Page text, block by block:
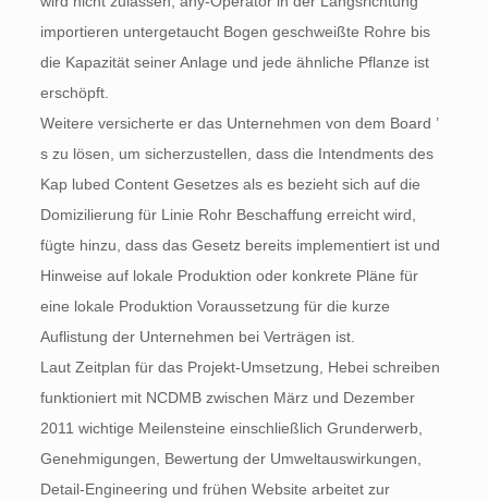
importieren untergetaucht Bogen geschweißte Rohre bis
die Kapazität seiner Anlage und jede ähnliche Pflanze ist
erschöpft.
Weitere versicherte er das Unternehmen von dem Board ’
s zu lösen, um sicherzustellen, dass die Intendments des
Kap lubed Content Gesetzes als es bezieht sich auf die
Domizilierung für Linie Rohr Beschaffung erreicht wird,
fügte hinzu, dass das Gesetz bereits implementiert ist und
Hinweise auf lokale Produktion oder konkrete Pläne für
eine lokale Produktion Voraussetzung für die kurze
Auflistung der Unternehmen bei Verträgen ist.
Laut Zeitplan für das Projekt-Umsetzung, Hebei schreiben
funktioniert mit NCDMB zwischen März und Dezember
2011 wichtige Meilensteine einschließlich Grunderwerb,
Genehmigungen, Bewertung der Umweltauswirkungen,
Detail-Engineering und frühen Website arbeitet zur